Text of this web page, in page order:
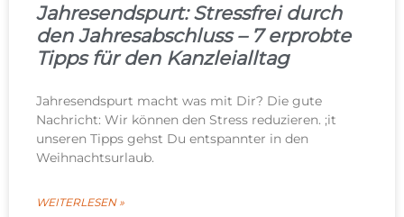
Jahresendspurt: Stressfrei durch
den Jahresabschluss – 7 erprobte
Tipps für den Kanzleialltag
Jahresendspurt macht was mit Dir? Die gute
Nachricht: Wir können den Stress reduzieren. ;it
unseren Tipps gehst Du entspannter in den
Weihnachtsurlaub.
WEITERLESEN »